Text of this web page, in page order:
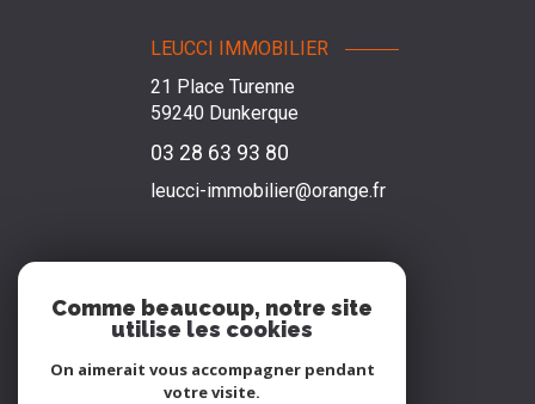
LEUCCI IMMOBILIER
21 Place Turenne
59240 Dunkerque
03 28 63 93 80
leucci-immobilier@orange.fr
Nous suivre
Comme beaucoup, notre site
utilise les cookies
On aimerait vous accompagner pendant
votre visite.